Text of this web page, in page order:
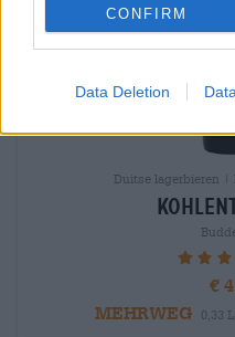
CONFIRM
Data Deletion
Duitse lagerbieren |
€
MEHRWEG
0,33